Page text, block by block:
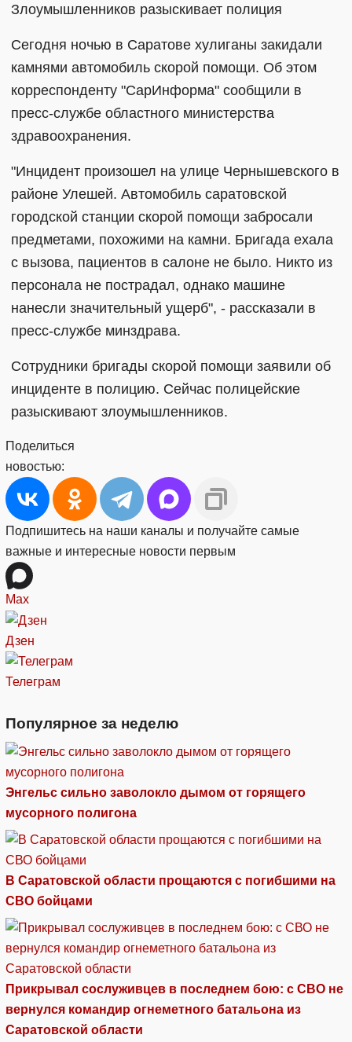
Злоумышленников разыскивает полиция
Сегодня ночью в Саратове хулиганы закидали
камнями автомобиль скорой помощи. Об этом
корреспонденту "СарИнформа" сообщили в
пресс-службе областного министерства
здравоохранения.
"Инцидент произошел на улице Чернышевского в
районе Улешей. Автомобиль саратовской
городской станции скорой помощи забросали
предметами, похожими на камни. Бригада ехала
с вызова, пациентов в салоне не было. Никто из
персонала не пострадал, однако машине
нанесли значительный ущерб", - рассказали в
пресс-службе минздрава.
Сотрудники бригады скорой помощи заявили об
инциденте в полицию. Сейчас полицейские
разыскивают злоумышленников.
Поделиться
новостью:
Подпишитесь на наши каналы и получайте самые
важные и интересные новости первым
Max
Дзен
Телеграм
Популярное за неделю
Энгельс сильно заволокло дымом от горящего
мусорного полигона
В Саратовской области прощаются с погибшими на
СВО бойцами
Прикрывал сослуживцев в последнем бою: с СВО не
вернулся командир огнеметного батальона из
Саратовской области